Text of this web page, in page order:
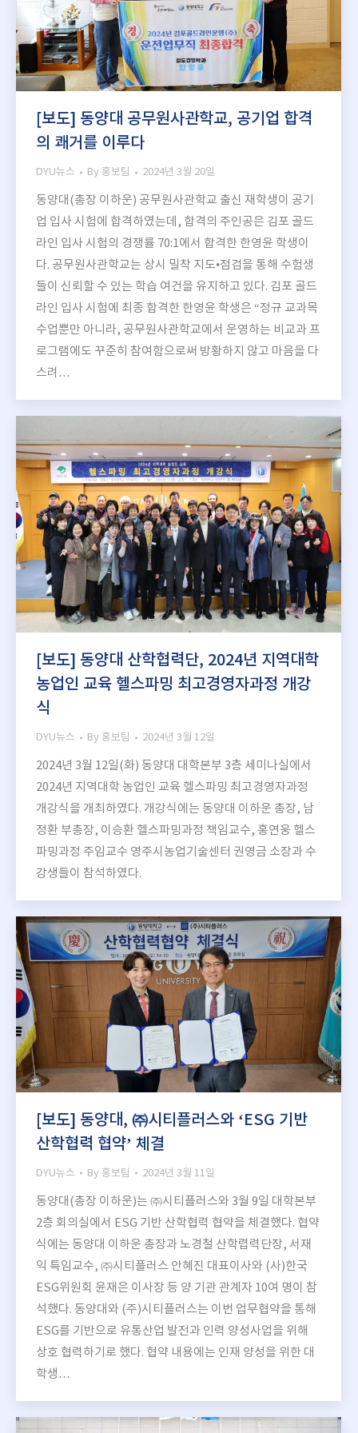
[보도] 동양대 공무원사관학교, 공기업 합격
의 쾌거를 이루다
DYU뉴스 By 홍보팀 2024년 3월 20일
동양대(총장 이하운) 공무원사관학교 출신 재학생이 공기
업 입사 시험에 합격하였는데, 합격의 주인공은 김포 골드
라인 입사 시험의 경쟁률 70:1에서 합격한 한영윤 학생이
다. 공무원사관학교는 상시 밀착 지도•점검을 통해 수험생
들이 신뢰할 수 있는 학습 여건을 유지하고 있다. 김포 골드
라인 입사 시험에 최종 합격한 한영윤 학생은 “정규 교과목
수업뿐만 아니라, 공무원사관학교에서 운영하는 비교과 프
로그램에도 꾸준히 참여함으로써 방황하지 않고 마음을 다
스려…
[보도] 동양대 산학협력단, 2024년 지역대학
농업인 교육 헬스파밍 최고경영자과정 개강
식
DYU뉴스 By 홍보팀 2024년 3월 12일
2024년 3월 12일(화) 동양대 대학본부 3층 세미나실에서
2024년 지역대학 농업인 교육 헬스파밍 최고경영자과정
개강식을 개최하였다. 개강식에는 동양대 이하운 총장, 남
정환 부총장, 이승환 헬스파밍과정 책임교수, 홍연웅 헬스
파밍과정 주임교수 영주시농업기술센터 권영금 소장과 수
강생들이 참석하였다.
[보도] 동양대, ㈜시티플러스와 ‘ESG 기반
산학협력 협약’ 체결
DYU뉴스 By 홍보팀 2024년 3월 11일
동양대(총장 이하운)는 ㈜시티플러스와 3월 9일 대학본부
2층 회의실에서 ESG 기반 산학협력 협약을 체결했다. 협약
식에는 동양대 이하운 총장과 노경철 산학렵력단장, 서재
익 특임교수, ㈜시티플러스 안혜진 대표이사와 (사)한국
ESG위원회 윤재은 이사장 등 양 기관 관계자 10여 명이 참
석했다. 동양대와 (주)시티플러스는 이번 업무협약을 통해
ESG를 기반으로 유통산업 발전과 인력 양성사업을 위해
상호 협력하기로 했다. 협약 내용에는 인재 양성을 위한 대
학생…